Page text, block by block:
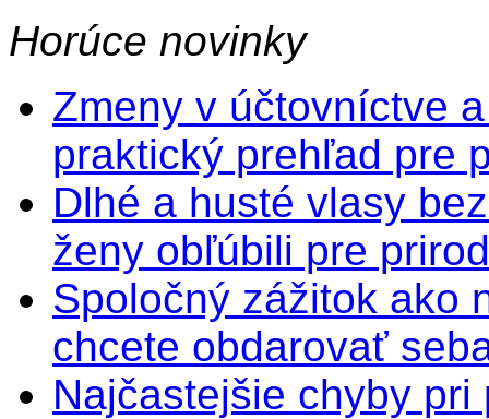
Horúce novinky
Zmeny v účtovníctve
praktický prehľad pre
Dlhé a husté vlasy
ženy obľúbili pre
Spoločný zážitok ako
chcete obdarovať
Najčastejšie chyby